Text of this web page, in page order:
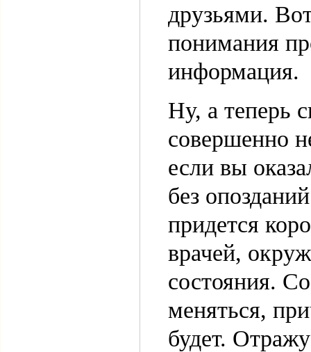
друзьями.
понимания
информация.
Ну, а теперь
совершенно
если вы
без
придется
врачей,
состояния.
меняться,
будет.